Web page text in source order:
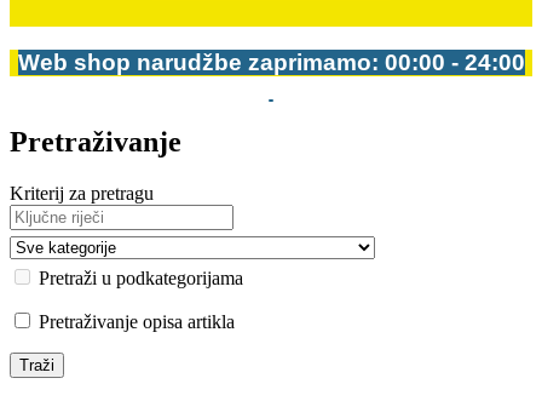
Web shop narudžbe zaprimamo: 00:00 - 24:00
Pretraživanje
Kriterij za pretragu
Pretraži u podkategorijama
Pretraživanje opisa artikla